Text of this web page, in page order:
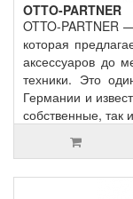
OTTO-PARTNER
OTTO-PARTNER
которая
аксессуаров до
техники. Это
Германии и
собственные, так